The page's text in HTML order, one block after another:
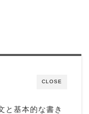
CLOSE
と基本的な書き